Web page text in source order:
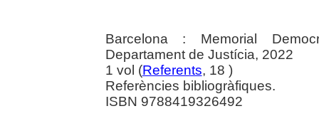
Barcelona : Memorial
Departament de Justícia, 2022
1 vol (Referents, 18 )
Referències bibliogràfiques.
ISBN 9788419326492